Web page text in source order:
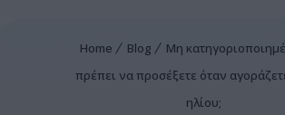
Home Blog Μη
πρέπει να προσέξετε όταν
ηλίου;